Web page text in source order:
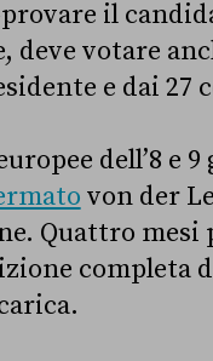
il
deve votare
e dai 27
dell’8 e
von der
Quattro
completa